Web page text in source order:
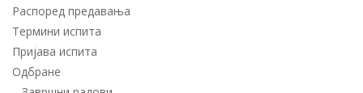
Распоред предавања
Термини испита
Пријава испита
Одбране